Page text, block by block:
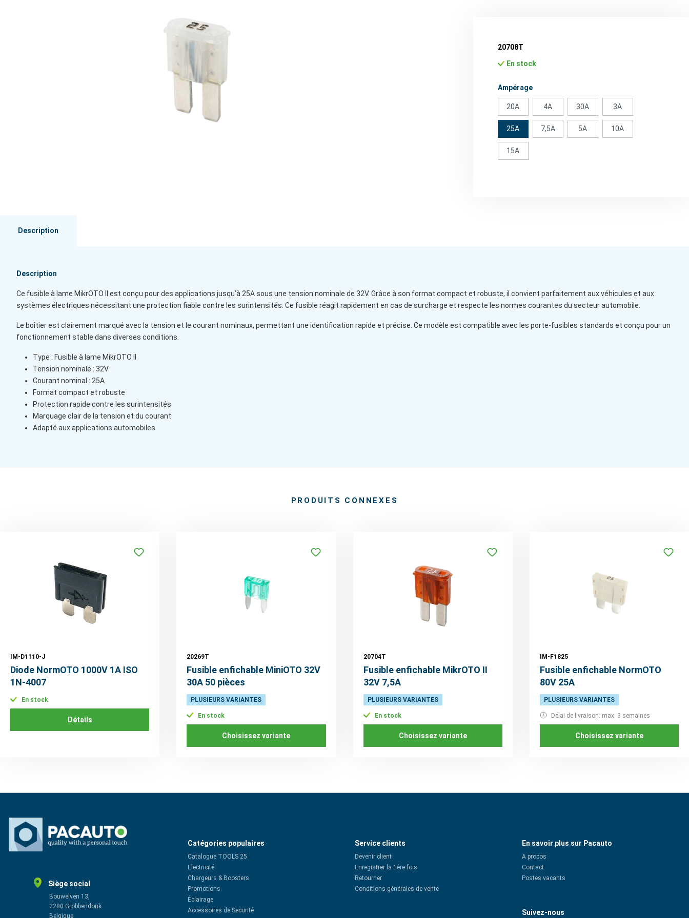
20708T
En stock
Sélectionnez
Ampérage
20A 4A 30A 3A
25A 7,5A 5A 10A
15A
Description
Description
Ce fusible à lame MikrOTO II est conçu pour des applications jusqu’à 25A sous une tension nominale de 32V. Grâce à son format compact et robuste, il convient parfaitement aux véhicules et aux
systèmes électriques nécessitant une protection fiable contre les surintensités. Ce fusible réagit rapidement en cas de surcharge et respecte les normes courantes du secteur automobile.
Le boîtier est clairement marqué avec la tension et le courant nominaux, permettant une identification rapide et précise. Ce modèle est compatible avec les porte-fusibles standards et conçu pour un
fonctionnement stable dans diverses conditions.
Type : Fusible à lame MikrOTO II
Tension nominale : 32V
Courant nominal : 25A
Format compact et robuste
Protection rapide contre les surintensités
Marquage clair de la tension et du courant
Adapté aux applications automobiles
PRODUITS CONNEXES
IM-D1110-J
Diode NormOTO 1000V 1A ISO
1N-4007
En stock
Détails
20269T
Fusible enfichable MiniOTO 32V
30A 50 pièces
PLUSIEURS VARIANTES
En stock
Choisissez variante
20704T
Fusible enfichable MikrOTO II
32V 7,5A
PLUSIEURS VARIANTES
En stock
Choisissez variante
IM-F1825
Fusible enfichable NormOTO
80V 25A
PLUSIEURS VARIANTES
Délai de livraison: max. 3 semaines
Choisissez variante
Siège social
Bouwelven 13,
2280 Grobbendonk
Belgique
Catégories populaires
Catalogue TOOLS 25
Electricité
Chargeurs & Boosters
Promotions
Éclairage
Accessoires de Securité
Service clients
Devenir client
Enregistrer la 1ère fois
Retourner
Conditions générales de vente
En savoir plus sur Pacauto
A propos
Contact
Postes vacants
Suivez-nous